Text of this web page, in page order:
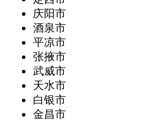
庆阳市
酒泉市
平凉市
张掖市
武威市
天水市
白银市
金昌市